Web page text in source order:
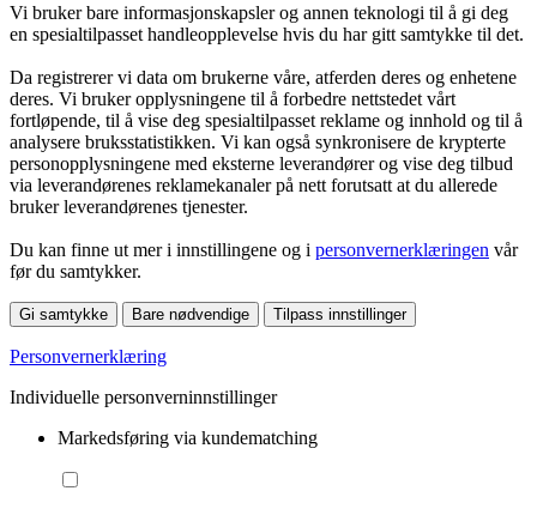
Vi bruker bare informasjonskapsler og annen teknologi til å gi deg
en spesialtilpasset handleopplevelse hvis du har gitt samtykke til det.
Da registrerer vi data om brukerne våre, atferden deres og enhetene
deres. Vi bruker opplysningene til å forbedre nettstedet vårt
fortløpende, til å vise deg spesialtilpasset reklame og innhold og til å
analysere bruksstatistikken. Vi kan også synkronisere de krypterte
personopplysningene med eksterne leverandører og vise deg tilbud
via leverandørenes reklamekanaler på nett forutsatt at du allerede
bruker leverandørenes tjenester.
Du kan finne ut mer i innstillingene og i personvernerklæringen vår
før du samtykker.
Gi samtykke Bare nødvendige Tilpass innstillinger
Personvernerklæring
Individuelle personverninnstillinger
Markedsføring via kundematching